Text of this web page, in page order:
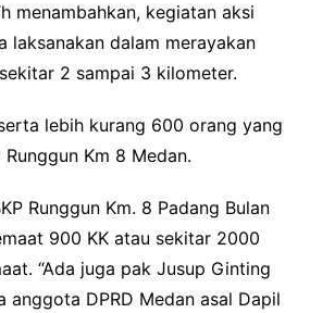
menambahkan, kegiatan aksi
laksanakan dalam merayakan
2 sampai 3 kilometer.
lebih kurang 600 orang yang
Km 8 Medan.
Runggun Km. 8 Padang Bulan
900 KK atau sekitar 2000
“Ada juga pak Jusup Ginting
anggota DPRD Medan asal Dapil